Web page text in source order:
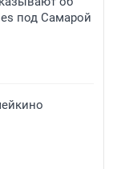
под Самарой